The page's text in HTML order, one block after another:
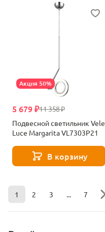
Акция 50%
11 358 ₽
5 679 ₽
Подвесной светильник Vele
Luce Margarita VL7303P21
В корзину
1 2 3 7